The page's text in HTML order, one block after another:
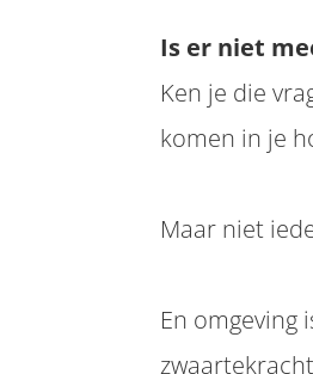
Is er niet
Ken je die
komen in je
Maar niet
En omgeving